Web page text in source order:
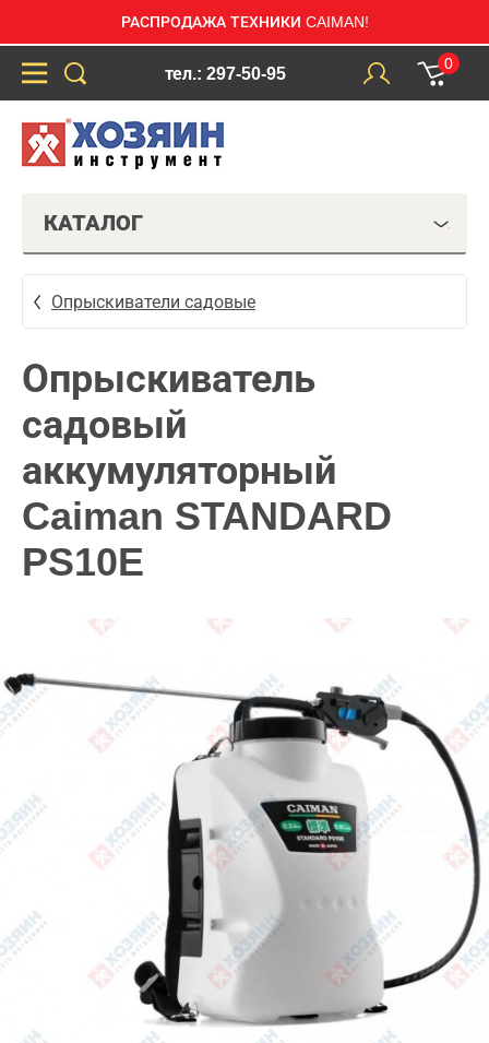
РАСПРОДАЖА ТЕХНИКИ CAIMAN!
тел.: 297-50-95
0
КАТАЛОГ
Опрыскиватели садовые
Опрыскиватель
садовый
аккумуляторный
Caiman STANDARD
PS10E